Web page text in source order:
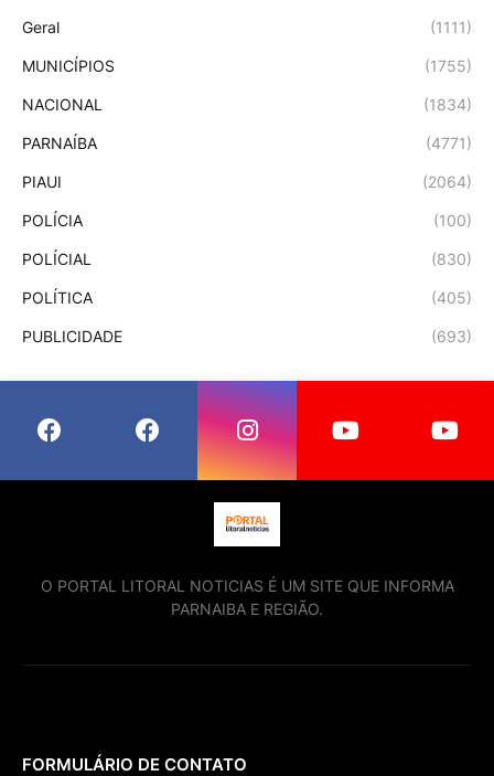
Geral (1111)
MUNICÍPIOS (1755)
NACIONAL (1834)
PARNAÍBA (4771)
PIAUI (2064)
POLÍCIA (100)
POLÍCIAL (830)
POLÍTICA (405)
PUBLICIDADE (693)
O PORTAL LITORAL NOTICIAS É UM SITE QUE INFORMA
PARNAIBA E REGIÃO.
FORMULÁRIO DE CONTATO